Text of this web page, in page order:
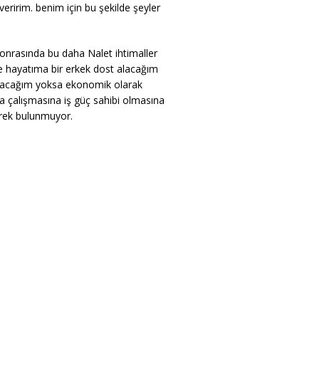
benim için bu şekilde şeyler
bu daha Nalet ihtimaller
bir erkek dost alacağım
yoksa ekonomik olarak
iş güç sahibi olmasına
bulunmuyor.